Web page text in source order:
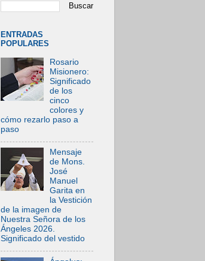
ENTRADAS
POPULARES
Rosario
Misionero:
Significado
de los
cinco
colores y
cómo rezarlo paso a
paso
Mensaje
de Mons.
José
Manuel
Garita en
la Vestición
de la imagen de
Nuestra Señora de los
Ángeles 2026.
Significado del vestido